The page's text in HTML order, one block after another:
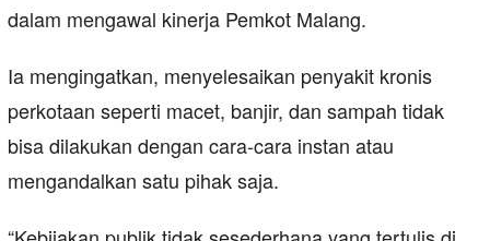
dalam mengawal kinerja Pemkot Malang.
Ia mengingatkan, menyelesaikan penyakit kronis
perkotaan seperti macet, banjir, dan sampah tidak
bisa dilakukan dengan cara-cara instan atau
mengandalkan satu pihak saja.